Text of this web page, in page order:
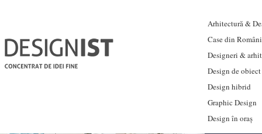
Arhitectură &
Case din
Designeri &
Design de obiect
Design hibrid
Graphic Design
Design în oraș